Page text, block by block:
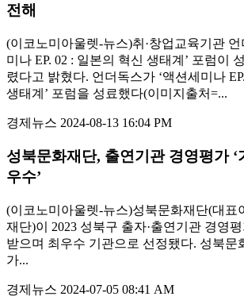
전해
(이코노미아울렛-뉴스)취·창업교육기관 언
미나 EP. 02 : 일본의 혁신 생태계’ 포럼이
렸다고 밝혔다. 언더독스가 ‘액션세미나
생태계’ 포럼을 성료했다(이미지출처=...
경제뉴스 2024-08-13 16:04 PM
성북문화재단, 출연기관 경영평가 ‘
우수’
(이코노미아울렛-뉴스)성북문화재단(대표
재단)이 2023 성북구 출자·출연기관 경영
받으며 최우수 기관으로 선정됐다. 성북문
가...
경제뉴스 2024-07-05 08:41 AM